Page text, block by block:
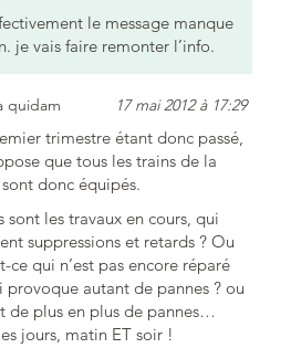
le message manque
je vais faire remonter l’info.
quidam 17 mai 2012 à 17:29
trimestre étant donc passé,
que tous les trains de la
donc équipés.
sont les travaux en cours, qui
suppressions et retards ? Ou
ce qui n’est pas encore réparé
provoque autant de pannes ? ou
de plus en plus de pannes…
jours, matin ET soir !